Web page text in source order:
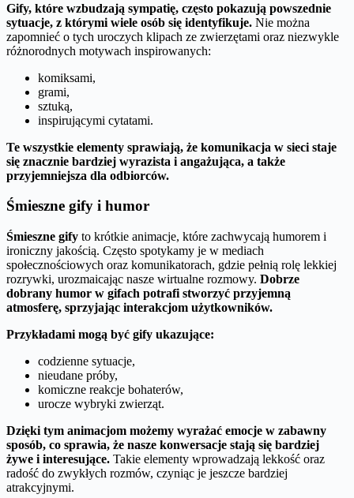
Gify, które wzbudzają sympatię, często pokazują powszednie
sytuacje, z którymi wiele osób się identyfikuje. Nie można
zapomnieć o tych uroczych klipach ze zwierzętami oraz niezwykle
różnorodnych motywach inspirowanych:
komiksami,
grami,
sztuką,
inspirującymi cytatami.
Te wszystkie elementy sprawiają, że komunikacja w sieci staje
się znacznie bardziej wyrazista i angażująca, a także
przyjemniejsza dla odbiorców.
Śmieszne gify i humor
Śmieszne gify to krótkie animacje, które zachwycają humorem i
ironiczny jakością. Często spotykamy je w mediach
społecznościowych oraz komunikatorach, gdzie pełnią rolę lekkiej
rozrywki, urozmaicając nasze wirtualne rozmowy. Dobrze
dobrany humor w gifach potrafi stworzyć przyjemną
atmosferę, sprzyjając interakcjom użytkowników.
Przykładami mogą być gify ukazujące:
codzienne sytuacje,
nieudane próby,
komiczne reakcje bohaterów,
urocze wybryki zwierząt.
Dzięki tym animacjom możemy wyrażać emocje w zabawny
sposób, co sprawia, że nasze konwersacje stają się bardziej
żywe i interesujące. Takie elementy wprowadzają lekkość oraz
radość do zwykłych rozmów, czyniąc je jeszcze bardziej
atrakcyjnymi.